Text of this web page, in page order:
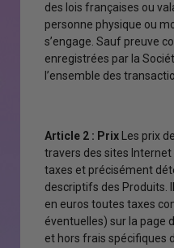
des lois françaises ou
personne physique ou
s’engage. Sauf preuve
enregistrées par la
l’ensemble des
Article 2 : Prix Les prix
travers des sites Internet
taxes et précisément
descriptifs des Produits.
en euros toutes taxes
éventuelles) sur la page
et hors frais spécifiques